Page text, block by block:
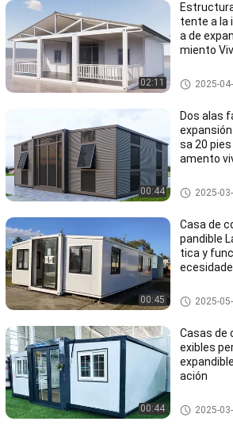
02:11
tente a la
a de
miento
Casas de
ables
2025-
00:44
Dos alas
sa 20
amento
Casas de
ables
2025-
00:45
Casa de
pandible
tica y
Casas de
ables
2025-
00:44
Casas de
exibles
ación
Casas de
ables
2025-